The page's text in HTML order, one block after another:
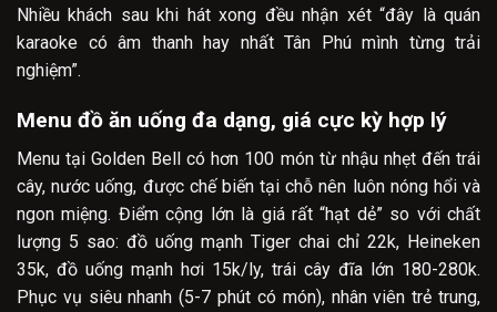
Nhiều khách sau khi hát xong đều nhận xét “đây là quán
karaoke có âm thanh hay nhất Tân Phú mình từng trải
nghiệm”.
Menu đồ ăn uống đa dạng, giá cực kỳ hợp lý
Menu tại Golden Bell có hơn 100 món từ nhậu nhẹt đến trái
cây, nước uống, được chế biến tại chỗ nên luôn nóng hổi và
ngon miệng. Điểm cộng lớn là giá rất “hạt dẻ” so với chất
lượng 5 sao: đồ uống mạnh Tiger chai chỉ 22k, Heineken
35k, đồ uống mạnh hơi 15k/ly, trái cây đĩa lớn 180-280k.
Phục vụ siêu nhanh (5-7 phút có món), nhân viên trẻ trung,